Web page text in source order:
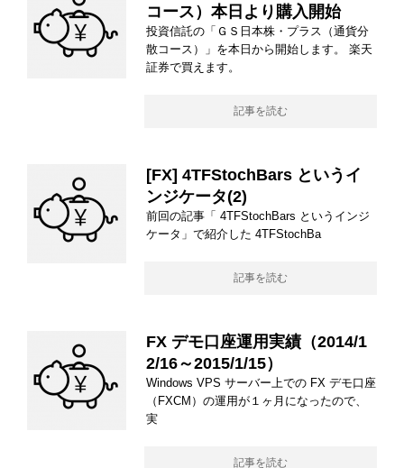
コース）本日より購入開始
投資信託の「ＧＳ日本株・プラス（通貨分
散コース）」を本日から開始します。 楽天
証券で買えます。
記事を読む
[FX] 4TFStochBars というイ
ンジケータ(2)
前回の記事「 4TFStochBars というインジ
ケータ」で紹介した 4TFStochBa
記事を読む
FX デモ口座運用実績（2014/1
2/16～2015/1/15）
Windows VPS サーバー上での FX デモ口座
（FXCM）の運用が１ヶ月になったので、
実
記事を読む